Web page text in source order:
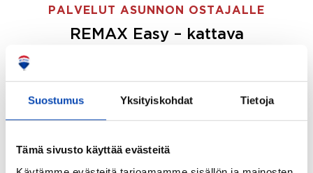
Suostumus Yksityiskohdat Tietoja
Tämä sivusto käyttää evästeitä
PALVELUT ASUNNON OSTAJALLE
REMAX Easy – kattava
ostajille.
Tee ostotoimeksianto ja etsimme juuri